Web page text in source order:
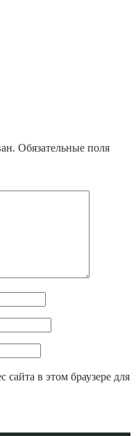
Обязательные поля
в этом браузере для